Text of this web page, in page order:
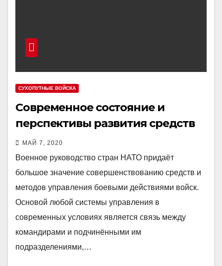
СУХОПУТНЫЕ ВОЙСКА
Современное состояние и
перспективы развития средств
войсковой связи в странах НАТО
МАЙ 7, 2020
Военное руководство стран НАТО придаёт
большое значение совершенствованию средств и
методов управления боевыми действиями войск.
Основой любой системы управления в
современных условиях является связь между
командирами и подчинёнными им
подразделениями,…